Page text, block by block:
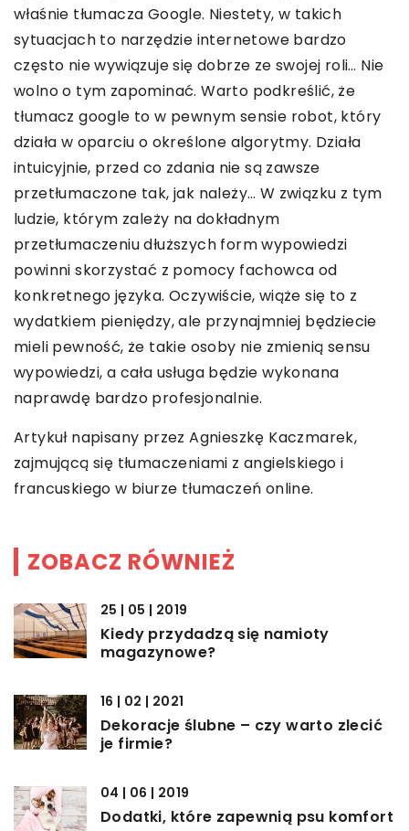
właśnie tłumacza Google. Niestety, w takich
sytuacjach to narzędzie internetowe bardzo
często nie wywiązuje się dobrze ze swojej roli… Nie
wolno o tym zapominać. Warto podkreślić, że
tłumacz google to w pewnym sensie robot, który
działa w oparciu o określone algorytmy. Działa
intuicyjnie, przed co zdania nie są zawsze
przetłumaczone tak, jak należy… W związku z tym
ludzie, którym zależy na dokładnym
przetłumaczeniu dłuższych form wypowiedzi
powinni skorzystać z pomocy fachowca od
konkretnego języka. Oczywiście, wiąże się to z
wydatkiem pieniędzy, ale przynajmniej będziecie
mieli pewność, że takie osoby nie zmienią sensu
wypowiedzi, a cała usługa będzie wykonana
naprawdę bardzo profesjonalnie.
Artykuł napisany przez Agnieszkę Kaczmarek,
zajmującą się tłumaczeniami z angielskiego i
francuskiego w biurze tłumaczeń online.
ZOBACZ RÓWNIEŻ
25 | 05 | 2019
Kiedy przydadzą się namioty
magazynowe?
16 | 02 | 2021
Dekoracje ślubne – czy warto zlecić
je firmie?
04 | 06 | 2019
Dodatki, które zapewnią psu komfort